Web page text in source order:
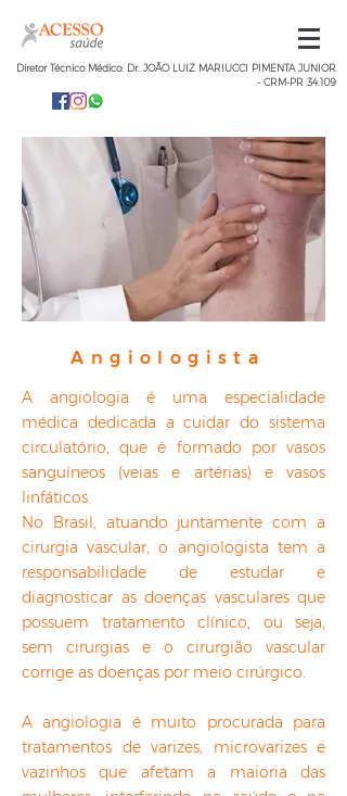
Diretor Técnico Médico: Dr. JOÃO LUIZ MARIUCCI PIMENTA JUNIOR
- CRM-PR 34.109
Angiologista
A angiologia é uma especialidade
médica dedicada a cuidar do sistema
circulatório, que é formado por vasos
sanguíneos (veias e artérias) e vasos
linfáticos.
No Brasil, atuando juntamente com a
cirurgia vascular, o angiologista tem a
responsabilidade de estudar e
diagnosticar as doenças vasculares que
possuem tratamento clínico, ou seja,
sem cirurgias e o cirurgião vascular
corrige as doenças por meio cirúrgico.
A angiologia é muito procurada para
tratamentos de varizes, microvarizes e
vazinhos que afetam a maioria das